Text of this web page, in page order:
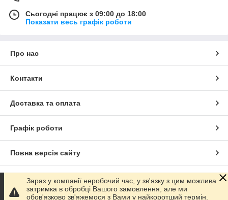
Сьогодні працює з 09:00 до 18:00
Показати весь графік роботи
Про нас
Контакти
Доставка та оплата
Графік роботи
Повна версія сайту
Сайт створено на маркетплейсі Prom.ua
Зараз у компанії неробочий час, у зв'язку з цим можлива
затримка в обробці Вашого замовлення, але ми
обов'язково зв'яжемося з Вами у найкоротший термін.